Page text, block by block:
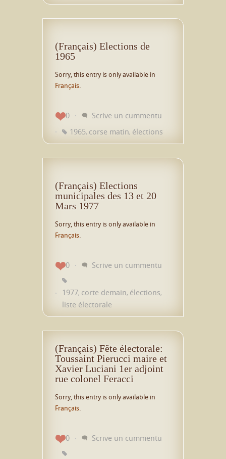
(Français) Elections de
1965
Sorry, this entry is only available in
Français
0
Scrive un cummentu
1965, corse matin, élections
(Français) Elections
municipales des 13 et 20
Mars 1977
Sorry, this entry is only available in
Français
0 Scrive un cummentu
1977, corte demain, élections,
liste électorale
(Français) Fête électorale:
Toussaint Pierucci maire et
Xavier Luciani 1er adjoint
rue colonel Feracci
Sorry, this entry is only available in
Français
0 Scrive un cummentu